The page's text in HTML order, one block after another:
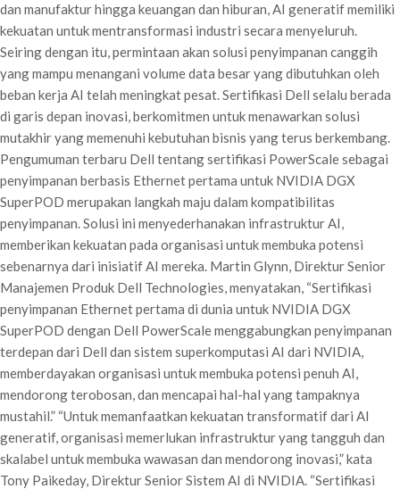
dan manufaktur hingga keuangan dan hiburan, AI generatif memiliki
kekuatan untuk mentransformasi industri secara menyeluruh.
Seiring dengan itu, permintaan akan solusi penyimpanan canggih
yang mampu menangani volume data besar yang dibutuhkan oleh
beban kerja AI telah meningkat pesat. Sertifikasi Dell selalu berada
di garis depan inovasi, berkomitmen untuk menawarkan solusi
mutakhir yang memenuhi kebutuhan bisnis yang terus berkembang.
Pengumuman terbaru Dell tentang sertifikasi PowerScale sebagai
penyimpanan berbasis Ethernet pertama untuk NVIDIA DGX
SuperPOD merupakan langkah maju dalam kompatibilitas
penyimpanan. Solusi ini menyederhanakan infrastruktur AI,
memberikan kekuatan pada organisasi untuk membuka potensi
sebenarnya dari inisiatif AI mereka. Martin Glynn, Direktur Senior
Manajemen Produk Dell Technologies, menyatakan, “Sertifikasi
penyimpanan Ethernet pertama di dunia untuk NVIDIA DGX
SuperPOD dengan Dell PowerScale menggabungkan penyimpanan
terdepan dari Dell dan sistem superkomputasi AI dari NVIDIA,
memberdayakan organisasi untuk membuka potensi penuh AI,
mendorong terobosan, dan mencapai hal-hal yang tampaknya
mustahil.” “Untuk memanfaatkan kekuatan transformatif dari AI
generatif, organisasi memerlukan infrastruktur yang tangguh dan
skalabel untuk membuka wawasan dan mendorong inovasi,” kata
Tony Paikeday, Direktur Senior Sistem AI di NVIDIA. “Sertifikasi